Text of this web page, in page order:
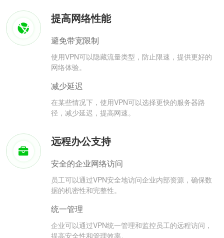
提高网络性能
避免带宽限制
使用VPN可以隐藏流量类型，防止限速，提供更好的
网络体验。
减少延迟
在某些情况下，使用VPN可以选择更快的服务器路
径，减少延迟，提高网速。
远程办公支持
安全的企业网络访问
员工可以通过VPN安全地访问企业内部资源，确保数
据的机密性和完整性。
统一管理
企业可以通过VPN统一管理和监控员工的远程访问，
提高安全性和管理效率。